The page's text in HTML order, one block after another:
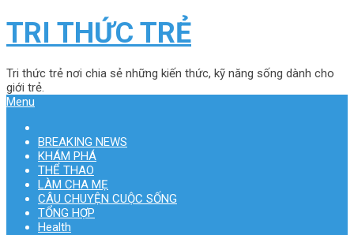
TRI THỨC TRẺ
Tri thức trẻ nơi chia sẻ những kiến thức, kỹ năng sống dành cho
giới trẻ.
Menu
BREAKING NEWS
KHÁM PHÁ
THỂ THAO
LÀM CHA MẸ
CÂU CHUYỆN CUỘC SỐNG
TỔNG HỢP
Health